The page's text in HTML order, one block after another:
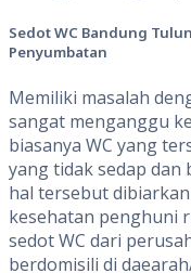
Sedot WC Bandung
Penyumbatan
Memiliki masalah
sangat menganggu
biasanya WC yang
yang tidak sedap dan
hal tersebut
kesehatan penghuni
sedot WC dari
berdomisili di